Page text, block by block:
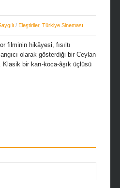
/ Eleştiriler, Türkiye Sineması
filminin hikâyesi, fısıltı
olarak gösterdiği bir Ceylan
bir karı-koca-âşık üçlüsü